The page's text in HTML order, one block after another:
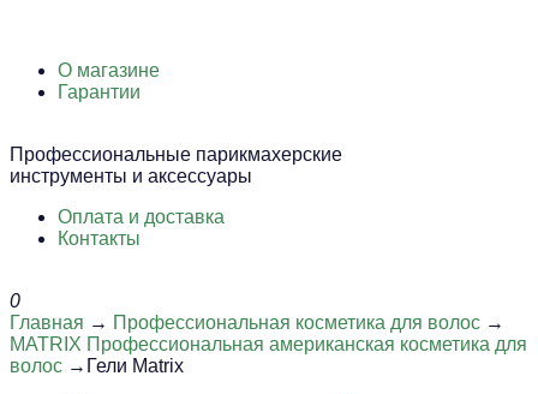
О магазине
Гарантии
Профессиональные парикмахерские
инструменты и аксессуары
Оплата и доставка
Контакты
0
Главная → Профессиональная косметика для волос →
MATRIX Профессиональная американская косметика для
волос →Гели Matrix